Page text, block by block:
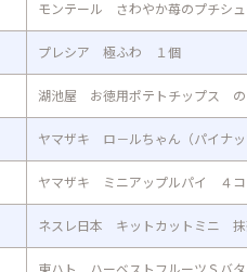
モンテール さわやか苺のプチシ
プレシア 極ふわ １個
湖池屋 お徳用ポテトチップス
ヤマザキ ロ－ルちゃん（パイナッ
ヤマザキ ミニアップルパイ ４コ
ネスレ日本 キットカットミニ
東ハト ハーベストフルーツＳバ